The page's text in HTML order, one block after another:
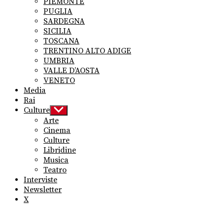
PUGLIA
SARDEGNA
SICILIA
TOSCANA
TRENTINO ALTO ADIGE
UMBRIA
VALLE D’AOSTA
VENETO
Media
Rai
Culture Show
sub
menu
Arte
Cinema
Culture
Libridine
Musica
Teatro
Interviste
Newsletter
X